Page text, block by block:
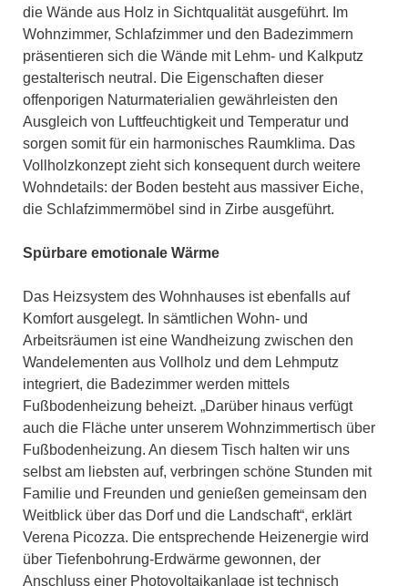
die Wände aus Holz in Sichtqualität ausgeführt. Im
Wohnzimmer, Schlafzimmer und den Badezimmern
präsentieren sich die Wände mit Lehm- und Kalkputz
gestalterisch neutral. Die Eigenschaften dieser
offenporigen Naturmaterialien gewährleisten den
Ausgleich von Luftfeuchtigkeit und Temperatur und
sorgen somit für ein harmonisches Raumklima. Das
Vollholzkonzept zieht sich konsequent durch weitere
Wohndetails: der Boden besteht aus massiver Eiche,
die Schlafzimmermöbel sind in Zirbe ausgeführt.
Spürbare emotionale Wärme
Das Heizsystem des Wohnhauses ist ebenfalls auf
Komfort ausgelegt. In sämtlichen Wohn- und
Arbeitsräumen ist eine Wandheizung zwischen den
Wandelementen aus Vollholz und dem Lehmputz
integriert, die Badezimmer werden mittels
Fußbodenheizung beheizt. „Darüber hinaus verfügt
auch die Fläche unter unserem Wohnzimmertisch über
Fußbodenheizung. An diesem Tisch halten wir uns
selbst am liebsten auf, verbringen schöne Stunden mit
Familie und Freunden und genießen gemeinsam den
Weitblick über das Dorf und die Landschaft“, erklärt
Verena Picozza. Die entsprechende Heizenergie wird
über Tiefenbohrung-Erdwärme gewonnen, der
Anschluss einer Photovoltaikanlage ist technisch